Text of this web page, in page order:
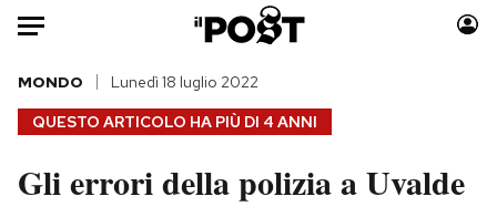
Auto
HOME
Italia
Moda
QUESTO ARTICOLO HA PIÙ DI 4 ANNI
MONDO Lunedì 18 luglio 2022
Gli errori della polizia a Uvalde